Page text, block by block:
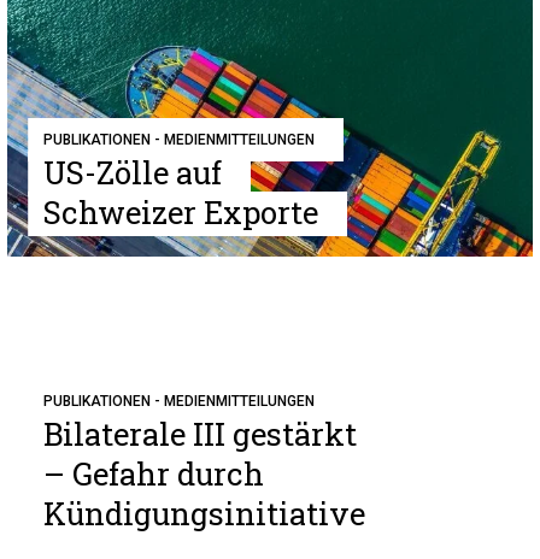
PUBLIKATIONEN - MEDIENMITTEILUNGEN
US-Zölle auf
Schweizer Exporte
PUBLIKATIONEN - MEDIENMITTEILUNGEN
Bilaterale III gestärkt
– Gefahr durch
Kündigungsinitiative